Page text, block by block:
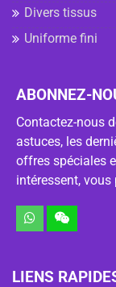
Divers tissus
Uniforme fini
ABONNEZ-
Contactez-nous
astuces, les
offres spéciales
intéressent,
LIENS